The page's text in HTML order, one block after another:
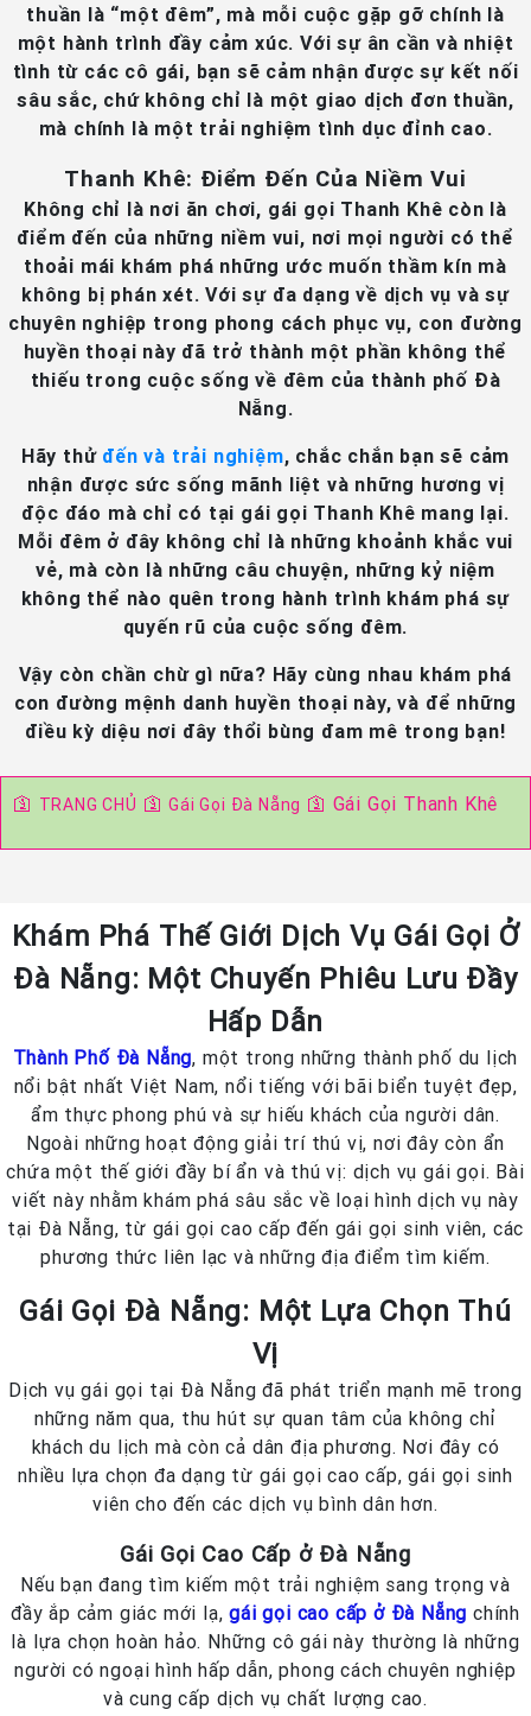
thuần là “một đêm”, mà mỗi cuộc gặp gỡ chính là
một hành trình đầy cảm xúc. Với sự ân cần và nhiệt
tình từ các cô gái, bạn sẽ cảm nhận được sự kết nối
sâu sắc, chứ không chỉ là một giao dịch đơn thuần,
mà chính là một trải nghiệm tình dục đỉnh cao.
Thanh Khê: Điểm Đến Của Niềm Vui
Không chỉ là nơi ăn chơi, gái gọi Thanh Khê còn là
điểm đến của những niềm vui, nơi mọi người có thể
thoải mái khám phá những ước muốn thầm kín mà
không bị phán xét. Với sự đa dạng về dịch vụ và sự
chuyên nghiệp trong phong cách phục vụ, con đường
huyền thoại này đã trở thành một phần không thể
thiếu trong cuộc sống về đêm của thành phố Đà
Nẵng.
Hãy thử đến và trải nghiệm, chắc chắn bạn sẽ cảm
nhận được sức sống mãnh liệt và những hương vị
độc đáo mà chỉ có tại gái gọi Thanh Khê mang lại.
Mỗi đêm ở đây không chỉ là những khoảnh khắc vui
vẻ, mà còn là những câu chuyện, những kỷ niệm
không thể nào quên trong hành trình khám phá sự
quyến rũ của cuộc sống đêm.
Vậy còn chần chừ gì nữa? Hãy cùng nhau khám phá
con đường mệnh danh huyền thoại này, và để những
điều kỳ diệu nơi đây thổi bùng đam mê trong bạn!
🛐 TRANG CHỦ 🛐Gái Gọi Đà Nẵng 🛐 Gái Gọi Thanh Khê
Khám Phá Thế Giới Dịch Vụ Gái Gọi Ở
Đà Nẵng: Một Chuyến Phiêu Lưu Đầy
Hấp Dẫn
Thành Phố Đà Nẵng, một trong những thành phố du lịch
nổi bật nhất Việt Nam, nổi tiếng với bãi biển tuyệt đẹp,
ẩm thực phong phú và sự hiếu khách của người dân.
Ngoài những hoạt động giải trí thú vị, nơi đây còn ẩn
chứa một thế giới đầy bí ẩn và thú vị: dịch vụ gái gọi. Bài
viết này nhằm khám phá sâu sắc về loại hình dịch vụ này
tại Đà Nẵng, từ gái gọi cao cấp đến gái gọi sinh viên, các
phương thức liên lạc và những địa điểm tìm kiếm.
Gái Gọi Đà Nẵng: Một Lựa Chọn Thú
Vị
Dịch vụ gái gọi tại Đà Nẵng đã phát triển mạnh mẽ trong
những năm qua, thu hút sự quan tâm của không chỉ
khách du lịch mà còn cả dân địa phương. Nơi đây có
nhiều lựa chọn đa dạng từ gái gọi cao cấp, gái gọi sinh
viên cho đến các dịch vụ bình dân hơn.
Gái Gọi Cao Cấp ở Đà Nẵng
Nếu bạn đang tìm kiếm một trải nghiệm sang trọng và
đầy ắp cảm giác mới lạ,gái gọi cao cấp ở Đà Nẵng chính
là lựa chọn hoàn hảo. Những cô gái này thường là những
người có ngoại hình hấp dẫn, phong cách chuyên nghiệp
và cung cấp dịch vụ chất lượng cao.